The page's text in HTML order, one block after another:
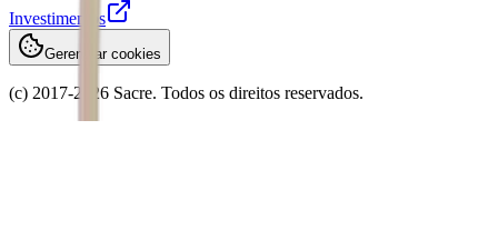
Investimentos
Gerenciar cookies
(c) 2017-2026 Sacre. Todos os direitos reservados.